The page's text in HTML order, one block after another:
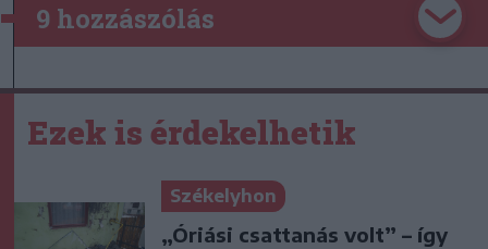
9 hozzászólás
Ezek is érdekelhetik
Székelyhon
„Óriási csattanás volt” – így